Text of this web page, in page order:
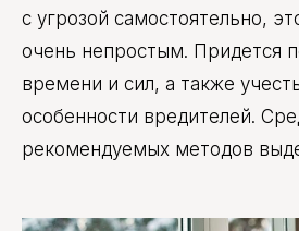
с угрозой самостоятельно,
очень непростым. Придется
времени и сил, а также
особенности вредителей.
рекомендуемых методов